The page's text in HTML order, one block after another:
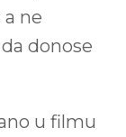
ne
donose
u filmu